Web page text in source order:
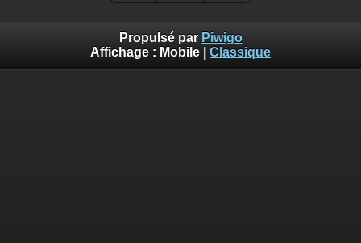
Propulsé par Piwigo
Affichage : Mobile Classique